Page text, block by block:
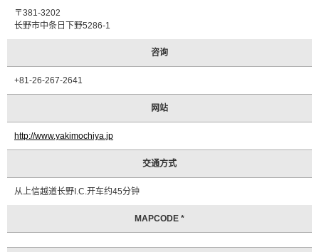
式
观
处
信
〒381-3202
长野市中条日下野5286-1
咨询
+81-26-267-2641
网站
http://www.yakimochiya.jp
交通方式
从上信越道长野I.C.开车约45分钟
MAPCODE *